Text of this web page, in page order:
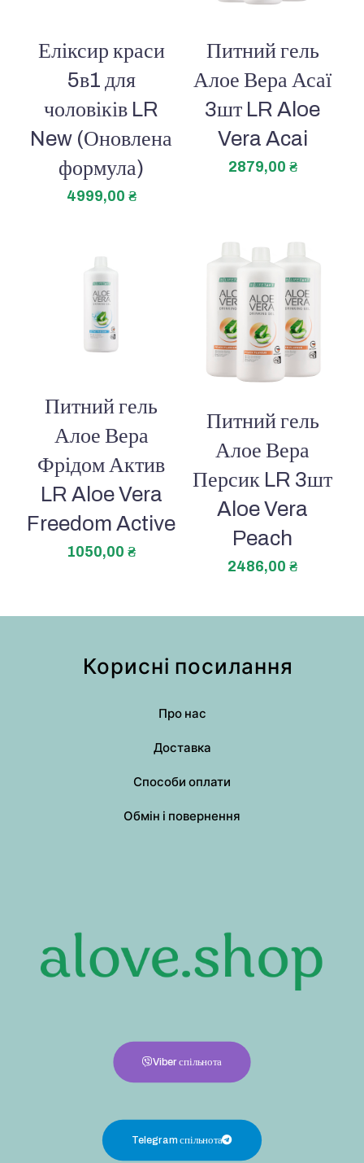
Еліксир краси
5в1 для
чоловіків LR
New (Оновлена
формула)
4999,00 ₴
Питний гель
Алое Вера Асаї
3шт LR Aloe
Vera Acai
2879,00 ₴
Питний гель
Алое Вера
Фрідом Актив
LR Aloe Vera
Freedom Active
1050,00₴
Питний гель
Алое Вера
Персик LR 3шт
Aloe Vera
Peach
2486,00₴
Корисні посилання
Про нас
Доставка
Способи оплати
Обмін і повернення
Viber спільнота
Telegram спільнота